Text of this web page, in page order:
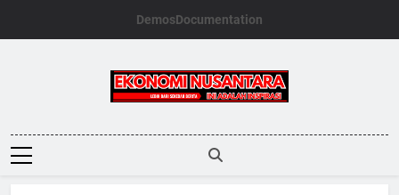
DemosDocumentation
Ekonomi
Nusantara